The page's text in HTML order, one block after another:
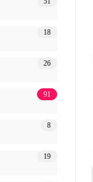
18
26
91
8
19